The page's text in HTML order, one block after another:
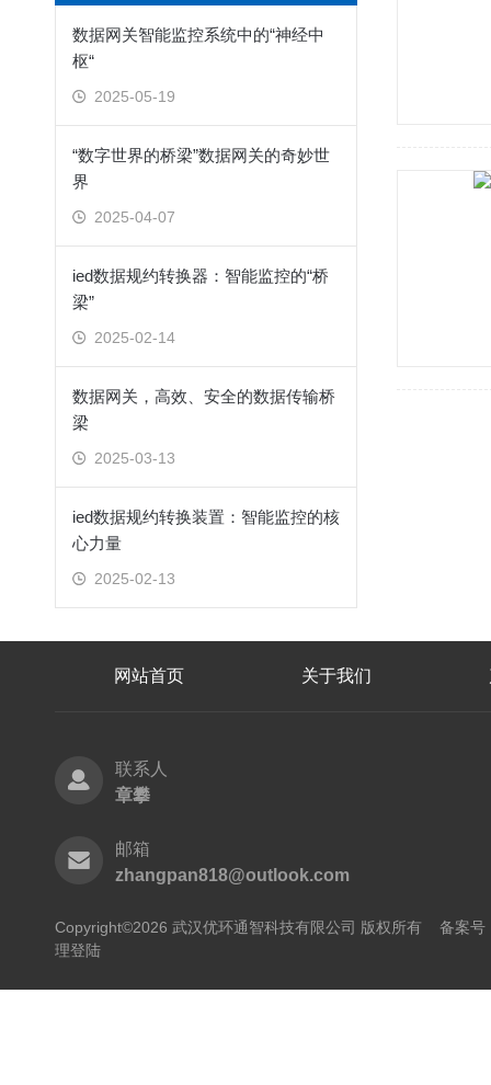
数据网关智能监控系统中的“神经中
枢“
2025-05-19
“数字世界的桥梁”数据网关的奇妙世
界
2025-04-07
ied数据规约转换器：智能监控的“桥
梁”
2025-02-14
数据网关，高效、安全的数据传输桥
梁
2025-03-13
ied数据规约转换装置：智能监控的核
心力量
2025-02-13
网站首页 关于我们
联系人
章攀
邮箱
zhangpan818@outlook.com
Copyright©2026 武汉优环通智科技有限公司 版权所有 备案号
理登陆